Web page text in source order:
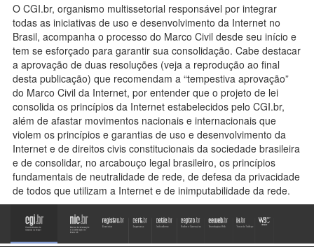
O CGI.br, organismo multissetorial responsável por integrar
todas as iniciativas de uso e desenvolvimento da Internet no
Brasil, acompanha o processo do Marco Civil desde seu início e
tem se esforçado para garantir sua consolidação. Cabe destacar
a aprovação de duas resoluções (veja a reprodução ao final
desta publicação) que recomendam a “tempestiva aprovação”
do Marco Civil da Internet, por entender que o projeto de lei
consolida os princípios da Internet estabelecidos pelo CGI.br,
além de afastar movimentos nacionais e internacionais que
violem os princípios e garantias de uso e desenvolvimento da
Internet e de direitos civis constitucionais da sociedade brasileira
e de consolidar, no arcabouço legal brasileiro, os princípios
fundamentais de neutralidade de rede, de defesa da privacidade
de todos que utilizam a Internet e de inimputabilidade da rede.